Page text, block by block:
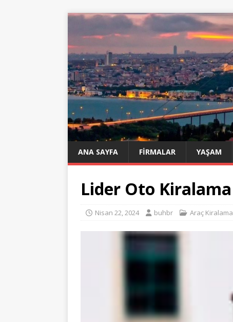
ANA SAYFA FIRMALAR YAŞAM
Lider Oto Kiralama
Nisan 22, 2024 buhbr Araç Kiralama